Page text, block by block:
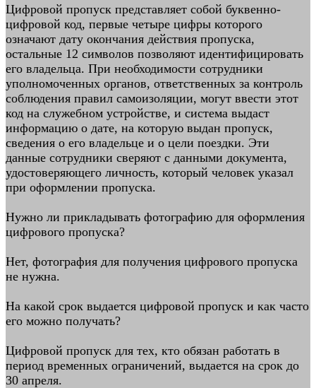
Цифровой пропуск представляет собой буквенно-
цифровой код, первые четыре цифры которого
означают дату окончания действия пропуска,
остальные 12 символов позволяют идентифицировать
его владельца. При необходимости сотрудники
уполномоченных органов, ответственных за контроль
соблюдения правил самоизоляции, могут ввести этот
код на служебном устройстве, и система выдаст
информацию о дате, на которую выдан пропуск,
сведения о его владельце и о цели поездки. Эти
данные сотрудники сверяют с данными документа,
удостоверяющего личность, который человек указал
при оформлении пропуска.
Нужно ли прикладывать фотографию для оформления
цифрового пропуска?
Нет, фотография для получения цифрового пропуска
не нужна.
На какой срок выдается цифровой пропуск и как часто
его можно получать?
Цифровой пропуск для тех, кто обязан работать в
период временных ограничений, выдается на срок до
30 апреля.